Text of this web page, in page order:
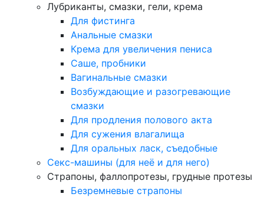
Лубриканты, смазки, гели, крема
Для фистинга
Анальные смазки
Крема для увеличения пениса
Саше, пробники
Вагинальные смазки
Возбуждающие и разогревающие
смазки
Для продления полового акта
Для сужения влагалища
Для оральных ласк, съедобные
Секс-машины (для неё и для него)
Страпоны, фаллопротезы, грудные протезы
Безремневые страпоны